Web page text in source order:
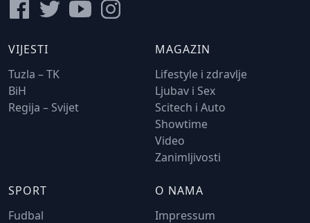
VIJESTI
Tuzla – TK
BiH
Regija – Svijet
MAGAZIN
Lifestyle i zdravlje
Ljubav i Sex
Scitech i Auto
Showtime
Video
Zanimljivosti
SPORT
Fudbal
O NAMA
Impressum